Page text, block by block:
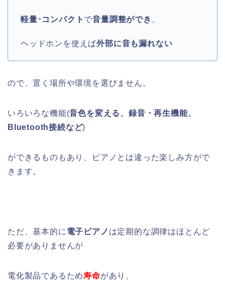
軽量･コンパクト で音量調整ができ
ヘッドホンを使えば外部に音も漏れない
ので、置く場所や環境を選びません。
いろいろな機能(音色を変える、録音・再生機能、
Bluetooth接続など)
ができるものもあり、ピアノとは違った楽しみ方がで
きます。
ただ、基本的に 電子ピアノ は定期的な調律はほとんど
必要がありませんが
電化製品であるため寿命があり、